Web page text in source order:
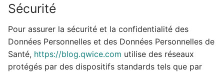
Sécurité
Pour assurer la sécurité et la confidentialité des
Données Personnelles et des Données Personnelles de
Santé, https://blog.qwice.com utilise des réseaux
protégés par des dispositifs standards tels que par